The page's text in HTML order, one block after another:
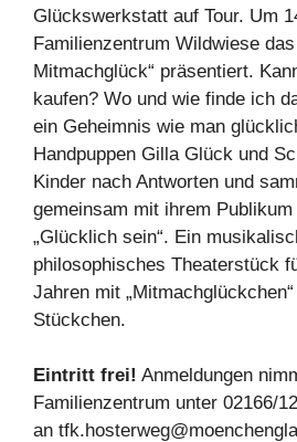
Glückswerkstatt auf Tour. Um
Familienzentrum Wildwiese das
Mitmachglück“ präsentiert.
kaufen? Wo und wie finde ich
ein Geheimnis wie man
Handpuppen Gilla Glück und
Kinder nach Antworten und
gemeinsam mit ihrem
„Glücklich sein“. Ein
philosophisches Theaterstück
Jahren mit
Stückchen.
Eintritt frei! Anmeldungen
Familienzentrum unter 02166/
an